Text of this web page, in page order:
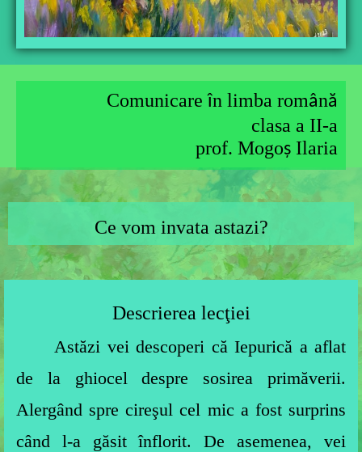
Comunicareîn limba română
clasa a II-a
prof. Mogoş Ilaria
Ce vom invata astazi?
Descrierea lecţiei
Astăzi vei descoperi că Iepurică a aflat
de la ghiocel despre sosirea primăverii.
Alergând spre cireşul cel mic a fost surprins
când l-a găsit înflorit. De asemenea, vei